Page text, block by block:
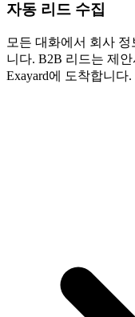
자동 리드 수집
모든 대화에서 회사
니다. B2B 리드는 제
Exayard에 도착합니다.